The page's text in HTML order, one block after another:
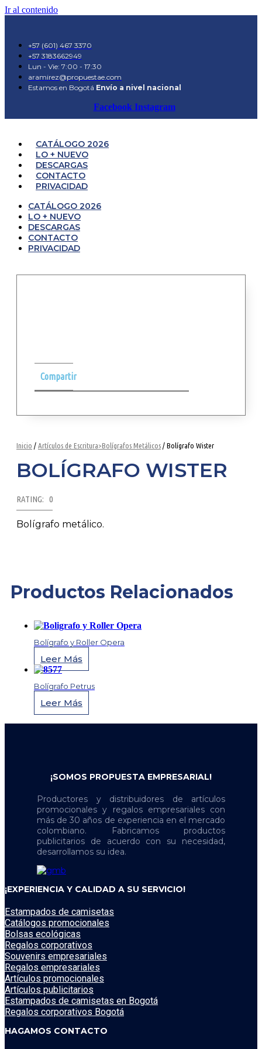
Ir al contenido
+57 (601) 467 3370
+57 3183662949
Lun - Vie: 7:00 - 17:30
aramirez@propuestae.com
Estamos en Bogotá Envío a nivel nacional
Facebook Instagram
CATÁLOGO 2026
LO + NUEVO
DESCARGAS
CONTACTO
PRIVACIDAD
CATÁLOGO 2026
LO + NUEVO
DESCARGAS
CONTACTO
PRIVACIDAD
Compartir
Inicio / Artículos de Escritura>Bolígrafos Metálicos / Bolígrafo Wister
BOLÍGRAFO WISTER
RATING: 0
Bolígrafo metálico.
Productos Relacionados
Bolígrafo y Roller Opera
Leer Más
Bolígrafo Petrus
Leer Más
¡SOMOS PROPUESTA EMPRESARIAL!
Productores y distribuidores de artículos
promocionales y regalos empresariales con
más de 30 años de experiencia en el mercado
colombiano. Fabricamos productos
publicitarios de acuerdo con su necesidad,
desarrollamos su idea.
¡EXPERIENCIA Y CALIDAD A SU SERVICIO!
Estampados de camisetas
Catálogos promocionales
Bolsas ecológicas
Regalos corporativos
Souvenirs empresariales
Regalos empresariales
Artículos promocionales
Artículos publicitarios
Estampados de camisetas en Bogotá
Regalos corporativos Bogotá
HAGAMOS CONTACTO